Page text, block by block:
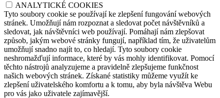
ANALYTICKÉ COOKIES
Tyto soubory cookie se používají ke zlepšení fungování webových
stránek. Umožňují nám rozpoznat a sledovat počet návštěvníků a
sledovat, jak návštěvníci web používají. Pomáhají nám zlepšovat
způsob, jakým webové stránky fungují, například tím, že uživatelům
umožňují snadno najít to, co hledají. Tyto soubory cookie
neshromažďují informace, které by vás mohly identifikovat. Pomocí
těchto nástrojů analyzujeme a pravidelně zlepšujeme funkčnost
našich webových stránek. Získané statistiky můžeme využít ke
zlepšení uživatelského komfortu a k tomu, aby byla návštěva Webu
pro vás jako uživatele zajímavější.